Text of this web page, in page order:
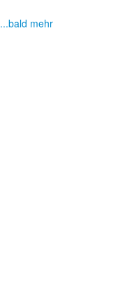
...bald mehr